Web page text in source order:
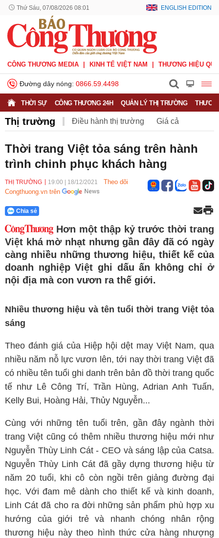
Thứ Sáu, 07/08/2026 08:01 ENGLISH EDITION
CÔNG THƯƠNG MEDIA KINH TẾ VIỆT NAM THƯƠNG HIỆU
Đường dây nóng: 0866.59.4498
THỜI SỰ CÔNG THƯƠNG 24H QUẢN LÝ THỊ TRƯỜNG
Thị trường Điều hành thị trường Giá cả
Thời trang Việt tỏa sáng trên hành
trình chinh phục khách hàng
THỊ TRƯỜNG 19:00 18/12/2021
Theo dõi
Congthuong.vn trên
Chia sẻ
Hơn một thập kỷ trước thời trang
Việt khá mờ nhạt nhưng gần đây đã có ngày
càng nhiều những thương hiệu, thiết kế của
doanh nghiệp Việt ghi dấu ấn không chỉ ở
nội địa mà con vươn ra thế giới.
Nhiều thương hiệu và tên tuổi thời trang Việt tỏa
sáng
Theo đánh giá của Hiệp hội dệt may Việt Nam, qua
nhiều năm nỗ lực vươn lên, tới nay thời trang Việt đã
có nhiều tên tuổi ghi danh trên bản đồ thời trang quốc
tế như Lê Công Trí, Trần Hùng, Adrian Anh Tuấn,
Kelly Bui, Hoàng Hải, Thủy Nguyễn...
Cùng với những tên tuổi trên, gần đây ngành thời
trang Việt cũng có thêm nhiều thương hiệu mới như
Nguyễn Thùy Linh Cát - CEO và sáng lập của Catsa.
Nguyễn Thùy Linh Cát đã gầy dựng thương hiệu từ
năm 20 tuổi, khi cô còn ngồi trên giảng đường đại
học. Với đam mê dành cho thiết kế và kinh doanh,
Linh Cát đã cho ra đời những sản phẩm phù hợp xu
hướng của giới trẻ và nhanh chóng nhân rộng
thương hiệu này theo hình thức cửa hàng nhượng